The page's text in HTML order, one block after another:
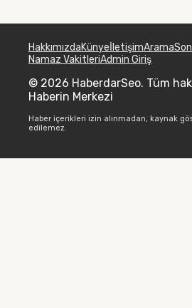
HakkımızdaKünyeİletişimArama
Namaz VakitleriAdmin Giriş
© 2026 HaberdarSeo. Tüm
Haberin Merkezi
Haber içerikleri izin alınmadan, kaynak
edilemez.